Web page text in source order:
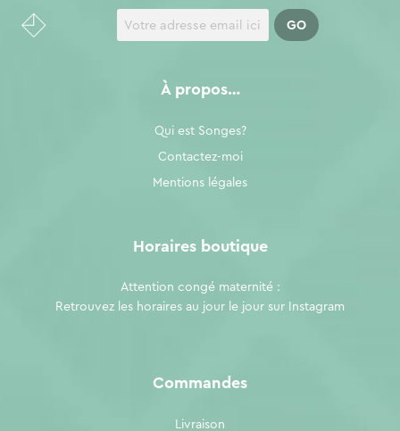
Commandes
Livraison
À propos…
Qui est Songes?
Contactez-moi
Mentions légales
Horaires boutique
Attention congé maternité :
Retrouvez les horaires au jour le jour sur
Instagram